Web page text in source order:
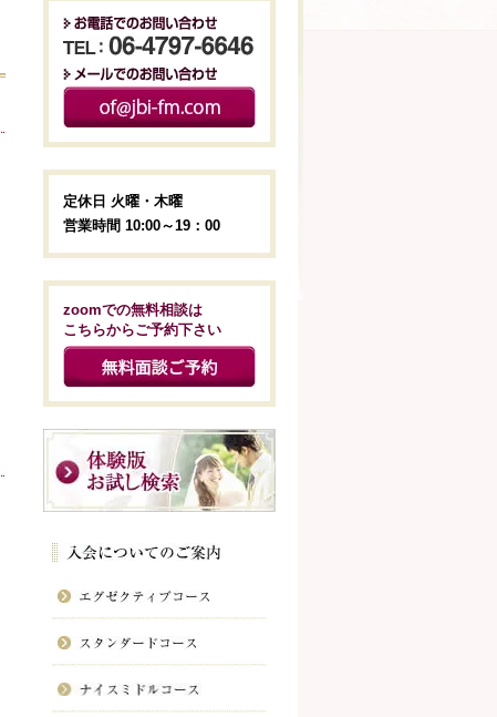
定休日 火曜・木曜
営業時間 10:00～19：00
zoomでの無料相談は
こちらからご予約下さい